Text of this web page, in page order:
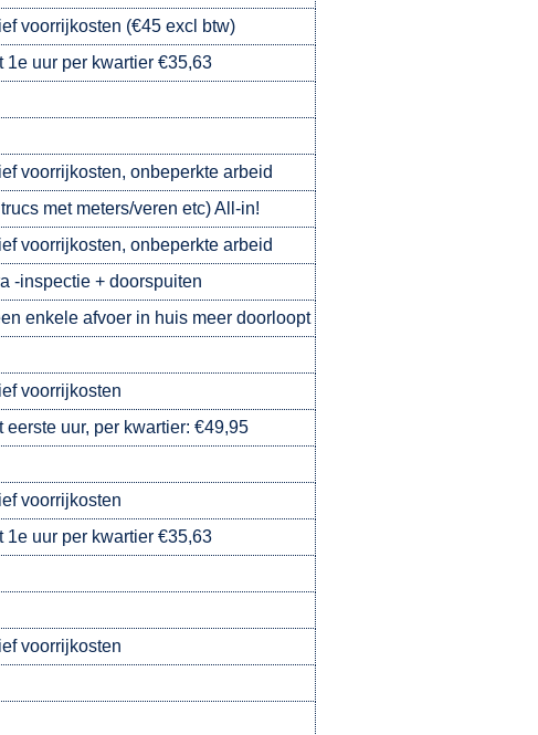
voorrijkosten (€45 excl btw)
1e uur per kwartier €35,63
voorrijkosten, onbeperkte arbeid
met meters/veren etc) All-in!
voorrijkosten, onbeperkte arbeid
-inspectie + doorspuiten
enkele afvoer in huis meer doorloopt
voorrijkosten
eerste uur, per kwartier: €49,95
voorrijkosten
1e uur per kwartier €35,63
voorrijkosten